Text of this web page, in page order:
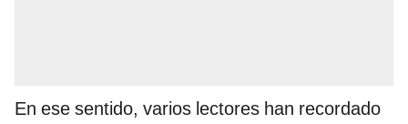
En ese sentido, varios lectores han recordado